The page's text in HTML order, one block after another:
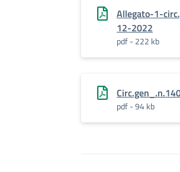
Allegato-1-
12-2022
pdf - 222 kb
pdf - 94 kb